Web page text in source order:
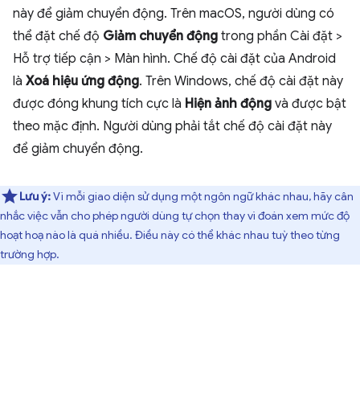
này để giảm chuyển động. Trên macOS, người dùng có
thể đặt chế độ Giảm chuyển động trong phần Cài đặt >
Hỗ trợ tiếp cận > Màn hình. Chế độ cài đặt của Android
là Xoá hiệu ứng động. Trên Windows, chế độ cài đặt này
được đóng khung tích cực là Hiện ảnh động và được bật
theo mặc định. Người dùng phải tắt chế độ cài đặt này
để giảm chuyển động.
Lưu ý:Vì mỗi giao diện sử dụng một ngôn ngữ khác nhau, hãy cân
nhắc việc vẫn cho phép người dùng tự chọn thay vì đoán xem mức độ
hoạt hoạ nào là quá nhiều. Điều này có thể khác nhau tuỳ theo từng
trường hợp.